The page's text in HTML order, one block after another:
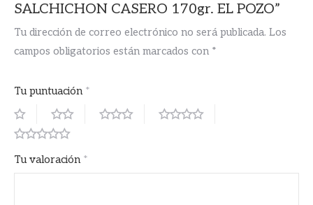
SALCHICHON CASERO 170gr. EL POZO”
Tu dirección de correo electrónico no será publicada. Los
campos obligatorios están marcados con *
Tu puntuación *
Tu valoración *